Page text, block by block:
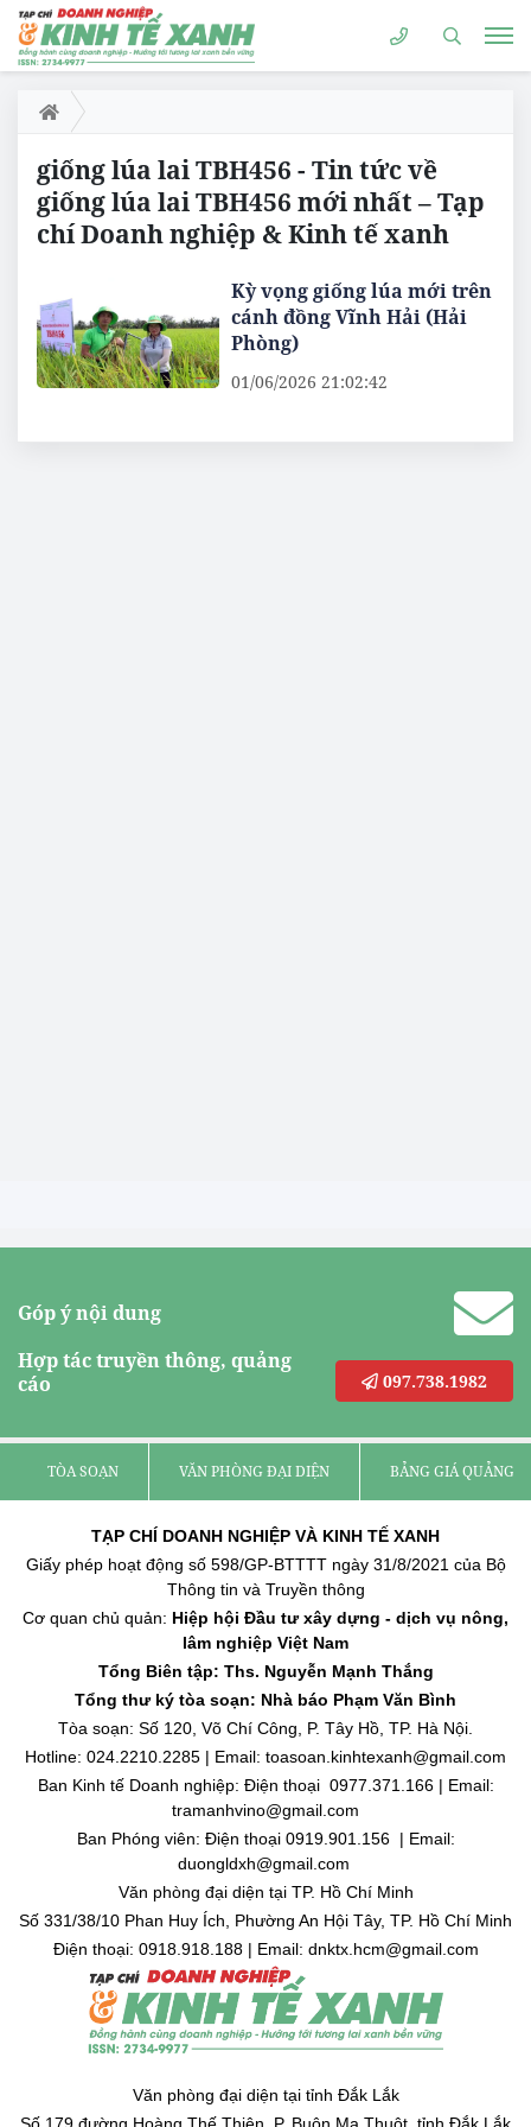
giống lúa lai TBH456 - Tin tức về
giống lúa lai TBH456 mới nhất – Tạp
chí Doanh nghiệp & Kinh tế xanh
Kỳ vọng giống lúa mới trên
cánh đồng Vĩnh Hải (Hải
Phòng)
01/06/2026 21:02:42
Góp ý nội dung
Hợp tác truyền thông, quảng
cáo
097.738.1982
TÒA SOẠN VĂN PHÒNG ĐẠI DIỆN BẢNG GIÁ QUẢNG
TẠP CHÍ DOANH NGHIỆP VÀ KINH TẾ XANH
Giấy phép hoạt động số 598/GP-BTTTT ngày 31/8/2021 của Bộ
Thông tin và Truyền thông
Cơ quan chủ quản: Hiệp hội Đầu tư xây dựng - dịch vụ nông,
lâm nghiệp Việt Nam
Tổng Biên tập: Ths. Nguyễn Mạnh Thắng
Tổng thư ký tòa soạn: Nhà báo Phạm Văn Bình
Tòa soạn: Số 120, Võ Chí Công, P. Tây Hồ, TP. Hà Nội.
Hotline: 024.2210.2285 | Email: toasoan.kinhtexanh@gmail.com
Ban Kinh tế Doanh nghiệp: Điện thoại 0977.371.166 | Email:
tramanhvino@gmail.com
Ban Phóng viên: Điện thoại 0919.901.156 | Email:
duongldxh@gmail.com
Văn phòng đại diện tại TP. Hồ Chí Minh
Số 331/38/10 Phan Huy Ích, Phường An Hội Tây, TP. Hồ Chí Minh
Điện thoại: 0918.918.188 | Email: dnktx.hcm@gmail.com
Văn phòng đại diện tại tỉnh Đắk Lắk
Số 179 đường Hoàng Thế Thiện, P. Buôn Ma Thuột, tỉnh Đắk Lắk